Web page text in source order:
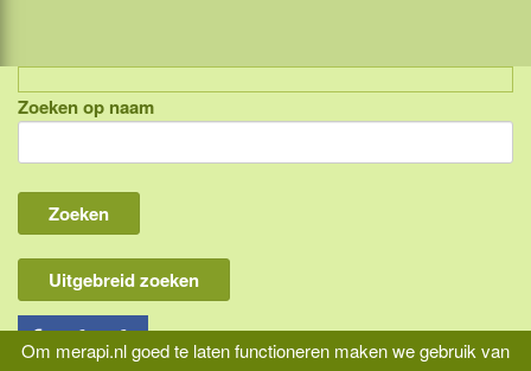
Om merapi.nl goed te laten functioneren maken we gebruik van
Indonesië, eilandcombinaties
Bali
Lombok
Flores & Komodo
Overige Sunda eilanden
Java
Zoeken op naam
Uitgebreid zoeken